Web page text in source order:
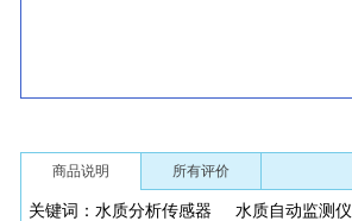
商品说明 所有评价
关键词： 水质分析传感器 水质自动监测仪